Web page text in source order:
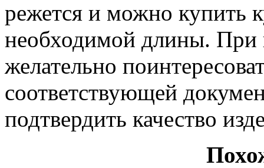
режется и можно купить
необходимой длины. При
желательно
соответствующей
подтвердить качество